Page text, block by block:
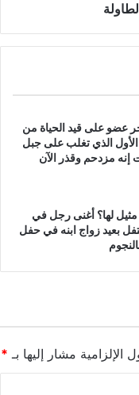
عضو على قيد الحياة من
الذي تغلب على جبل
إنه مزدحم وقذر الآن
مثيل لها؟ أغنى رجل في
بعيد زواج ابنه في حفل
الإلزامية مشار إليها بـ *